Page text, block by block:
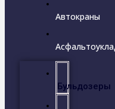
Автокраны
Бульдозеры